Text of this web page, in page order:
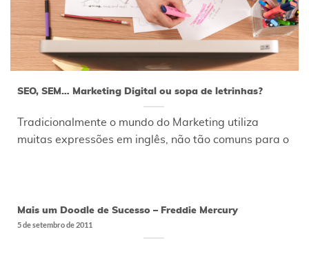
SEO, SEM… Marketing Digital ou sopa de letrinhas?
Tradicionalmente o mundo do Marketing utiliza
muitas expressões em inglês, não tão comuns para o
Mais um Doodle de Sucesso – Freddie Mercury
5 de setembro de 2011